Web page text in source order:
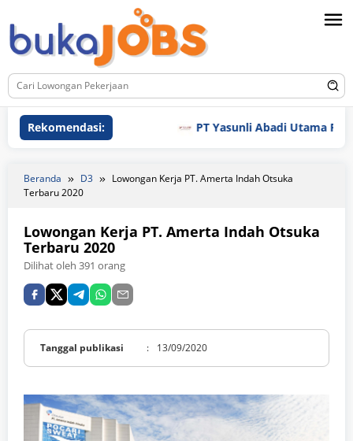
ke
konten
Rekomendasi: PT Yasunli Abadi Utama Plastic
Beranda D3
Lowongan Kerja PT. Amerta Indah Otsuka
Terbaru 2020
Lowongan Kerja PT. Amerta Indah Otsuka
Terbaru 2020
Dilihat oleh 391 orang
Tanggal publikasi : 13/09/2020